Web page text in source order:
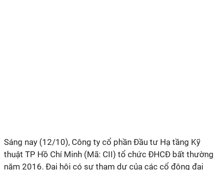
Sáng nay (12/10), Công ty cổ phần Đầu tư Hạ tầng Kỹ
thuật TP Hồ Chí Minh (Mã: CII) tổ chức ĐHCĐ bất thường
năm 2016. Đại hội có sự tham dự của các cổ đông đại